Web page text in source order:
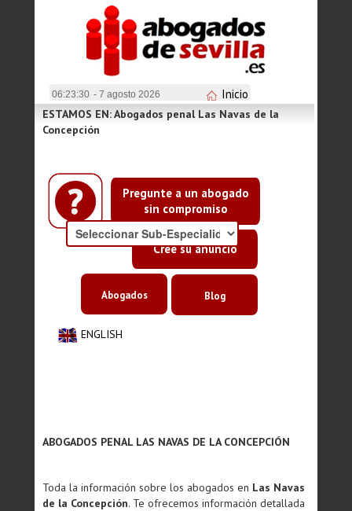
06:23:31 - 7 agosto 2026 Inicio
Pregunte a un abogado
sin compromiso
Cree su anuncio
ESTAMOS EN: Abogados penal Las Navas de la
Concepción
ENGLISH
Abogados Blog
ABOGADOS PENAL LAS NAVAS DE LA CONCEPCIÓN
Toda la información sobre los abogados en Las Navas
de la Concepción. Te ofrecemos información detallada